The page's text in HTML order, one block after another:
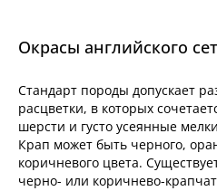
Окрасы английского
Стандарт породы допускает
расцветки, в которых
шерсти и густо усеянные
Крап может быть черного,
коричневого цвета.
черно- или коричнево-